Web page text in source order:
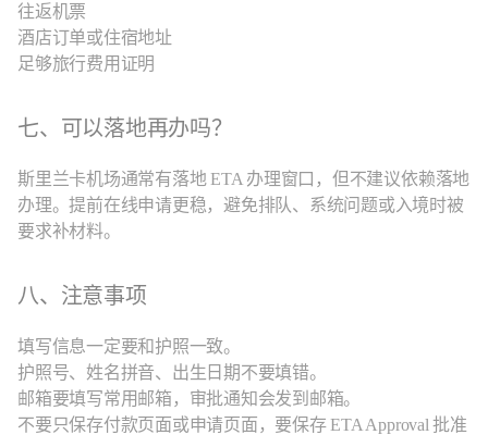
往返机票
酒店订单或住宿地址
足够旅行费用证明
七、可以落地再办吗？
斯里兰卡机场通常有落地 ETA 办理窗口，但不建议依赖落地
办理。提前在线申请更稳，避免排队、系统问题或入境时被
要求补材料。
八、注意事项
填写信息一定要和护照一致。
护照号、姓名拼音、出生日期不要填错。
邮箱要填写常用邮箱，审批通知会发到邮箱。
不要只保存付款页面或申请页面，要保存 ETA Approval 批准